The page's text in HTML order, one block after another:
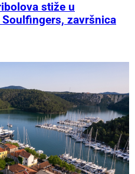
stiže u
Soulfingers, završnica